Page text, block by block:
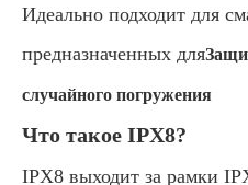
Идеально подходит для
предназначенных для
случайного погружения
Что такое IPX8?
IPX8 выходит за рамки